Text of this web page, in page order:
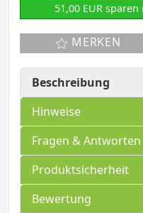
51,00 EUR
MERKEN
Beschreibung
Hinweise
Fragen & Antworten
Produktsicherheit
Bewertung